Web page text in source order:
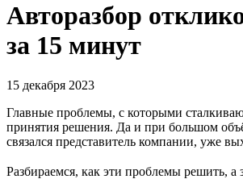
Авторазбор
за 15 минут
15 декабря 2023
Главные проблемы, с которыми
принятия решения. Да и при большом
связался представитель компании, уже
Разбираемся, как эти проблемы решить,